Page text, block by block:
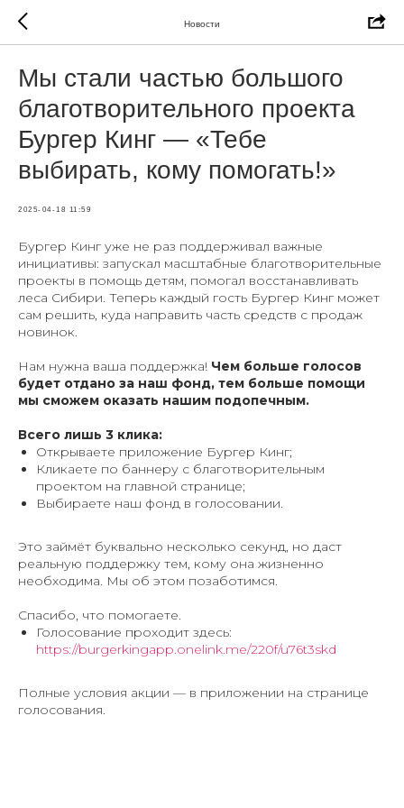
Новости
Мы стали частью большого
благотворительного проекта
Бургер Кинг — «Тебе
выбирать, кому помогать!»
2025-04-18 11:59
Бургер Кинг уже не раз поддерживал важные
инициативы: запускал масштабные благотворительные
проекты в помощь детям, помогал восстанавливать
леса Сибири. Теперь каждый гость Бургер Кинг может
сам решить, куда направить часть средств с продаж
новинок.
Нам нужна ваша поддержка! Чем больше голосов
будет отдано за наш фонд, тем больше помощи
мы сможем оказать нашим подопечным.
Всего лишь 3 клика:
Открываете приложение Бургер Кинг;
Кликаете по баннеру с благотворительным
проектом на главной странице;
Выбираете наш фонд в голосовании.
Это займёт буквально несколько секунд, но даст
реальную поддержку тем, кому она жизненно
необходима. Мы об этом позаботимся.
Спасибо, что помогаете.
Голосование проходит здесь:
https://burgerkingapp.onelink.me/220f/u76t3skd
Полные условия акции — в приложении на странице
голосования.